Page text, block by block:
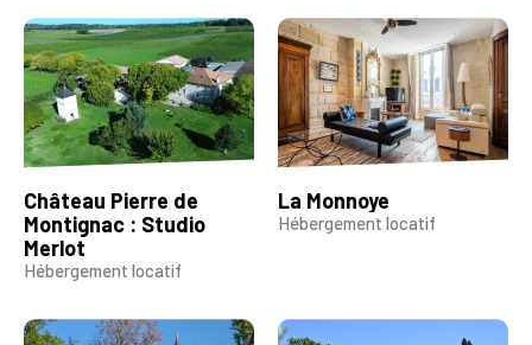
Château Pierre de
Montignac : Studio
Merlot
Hébergement locatif
La Monnoye
Hébergement locatif